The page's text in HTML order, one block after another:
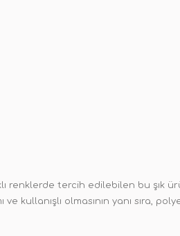
renklerde tercih edilebilen bu şık
kullanışlı olmasının yanı sıra,